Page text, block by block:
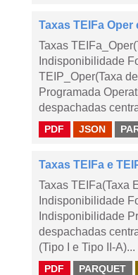
Taxas TEIFa Oper
Taxas
Indisponibilidade
TEIP_Oper(Taxa
Programada
despachadas
PDF JSON
Taxas TEIFa e
Taxas TEIFa(Taxa
Indisponibilidade
Indisponibilidade
despachadas
(Tipo I e Tipo II-A)...
PDF PARQUET